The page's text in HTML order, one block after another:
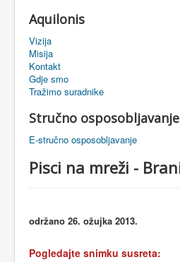
Aquilonis
Vizija
Misija
Kontakt
Gdje smo
Tražimo suradnike
Stručno osposobljavanje
E-stručno osposobljavanje
Pisci na mreži -
održano 26. ožujka 2013.
Pogledajte snimku susreta: